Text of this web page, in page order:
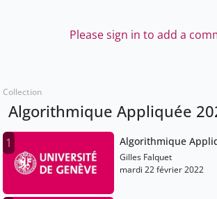
Please sign in to add a
Collection
Algorithmique Appliquée
1 Algorithmique
Gilles Falquet
mardi 22 février 2022